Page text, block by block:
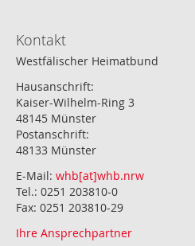
Kontakt
Westfälischer Heimatbund
Hausanschrift:
Kaiser-Wilhelm-Ring 3
48145 Münster
Postanschrift:
48133 Münster
E-Mail: whb[at]whb.nrw
Tel.: 0251 203810-0
Fax: 0251 203810-29
Ihre Ansprechpartner